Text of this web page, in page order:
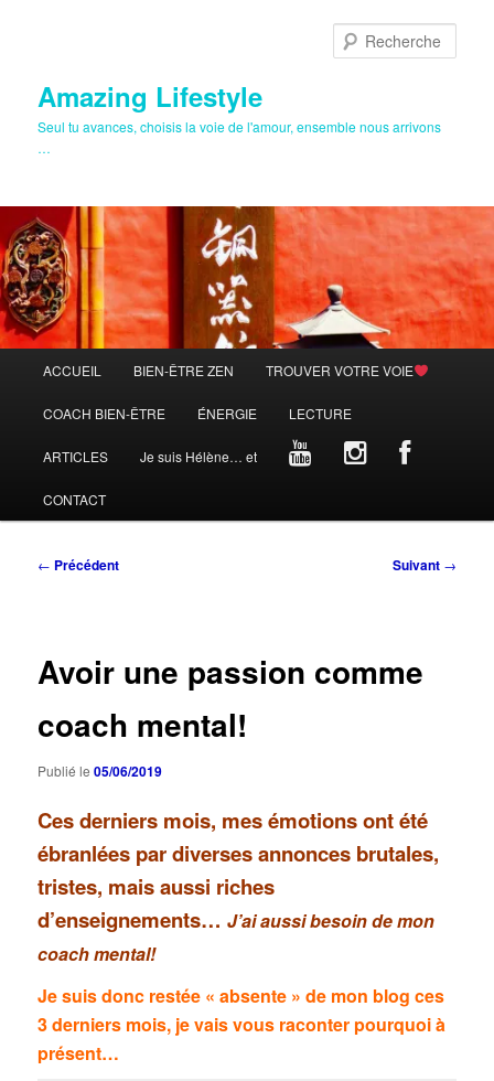
Amazing Lifestyle
Seul tu avances, choisis la voie de l'amour, ensemble nous arrivons
…
principal
ACCUEIL BIEN-ÊTRE ZEN TROUVER VOTRE VOIE
COACH BIEN-ÊTRE ÉNERGIE LECTURE
ARTICLES Je suis Hélène… et
CONTACT
Navigation
← Précédent Suivant →
Avoir une passion comme
coach mental!
Publié le05/06/2019
Ces derniers mois, mes émotions ont été
ébranlées par diverses annonces brutales,
tristes, mais aussi riches
d’enseignements…J’ai aussi besoin de mon
coach mental!
Je suis donc restée « absente » de mon blog ces
3 derniers mois, je vais vous raconter pourquoi à
présent…